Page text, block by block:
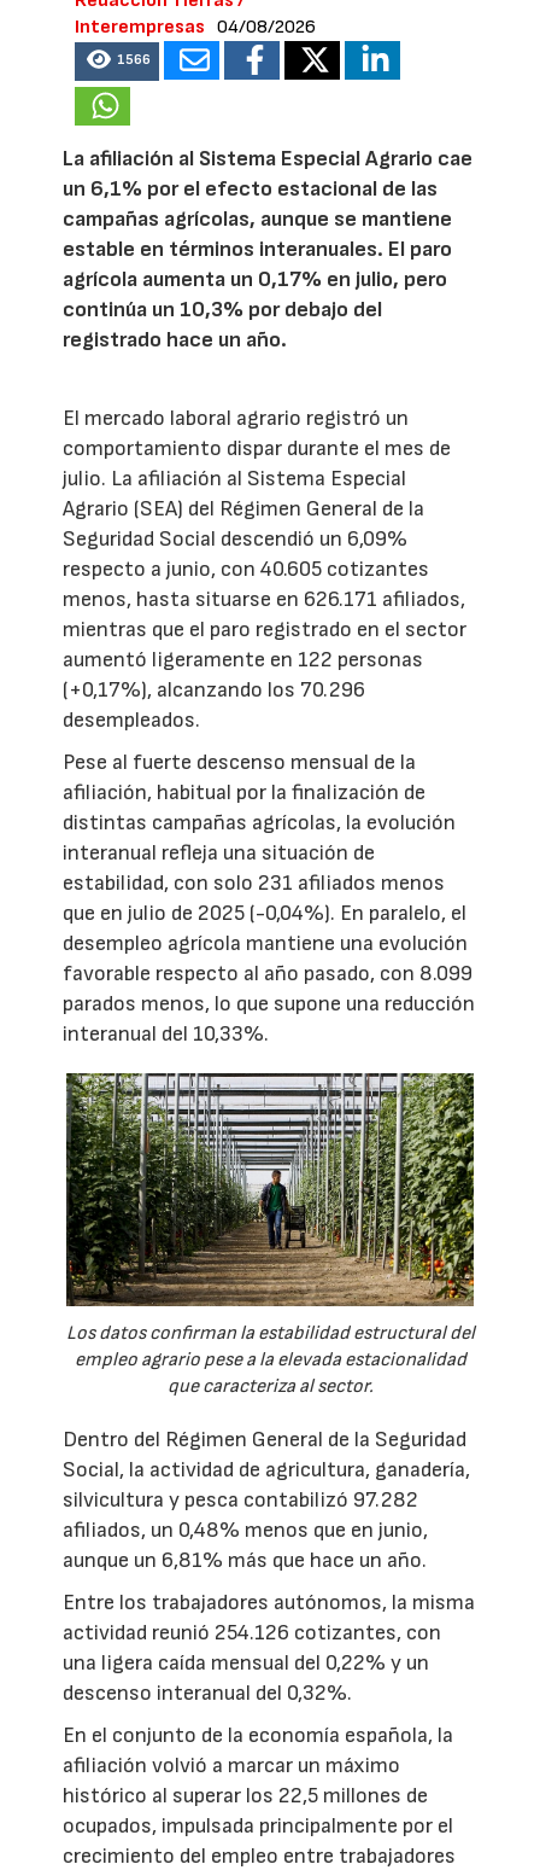
Interempresas
04/08/2026
1566
La afiliación al Sistema Especial Agrario cae
un 6,1% por el efecto estacional de las
campañas agrícolas, aunque se mantiene
estable en términos interanuales. El paro
agrícola aumenta un 0,17% en julio, pero
continúa un 10,3% por debajo del
registrado hace un año.
El mercado laboral agrario registró un
comportamiento dispar durante el mes de
julio. La afiliación al Sistema Especial
Agrario (SEA) del Régimen General de la
Seguridad Social descendió un 6,09%
respecto a junio, con 40.605 cotizantes
menos, hasta situarse en 626.171 afiliados,
mientras que el paro registrado en el sector
aumentó ligeramente en 122 personas
(+0,17%), alcanzando los 70.296
desempleados.
Pese al fuerte descenso mensual de la
afiliación, habitual por la finalización de
distintas campañas agrícolas, la evolución
interanual refleja una situación de
estabilidad, con solo 231 afiliados menos
que en julio de 2025 (-0,04%). En paralelo, el
desempleo agrícola mantiene una evolución
favorable respecto al año pasado, con 8.099
parados menos, lo que supone una reducción
interanual del 10,33%.
Los datos confirman la estabilidad estructural del
empleo agrario pese a la elevada estacionalidad
que caracteriza al sector.
Dentro del Régimen General de la Seguridad
Social, la actividad de agricultura, ganadería,
silvicultura y pesca contabilizó 97.282
afiliados, un 0,48% menos que en junio,
aunque un 6,81% más que hace un año.
Entre los trabajadores autónomos, la misma
actividad reunió 254.126 cotizantes, con
una ligera caída mensual del 0,22% y un
descenso interanual del 0,32%.
En el conjunto de la economía española, la
afiliación volvió a marcar un máximo
histórico al superar los 22,5 millones de
ocupados, impulsada principalmente por el
crecimiento del empleo entre trabajadores